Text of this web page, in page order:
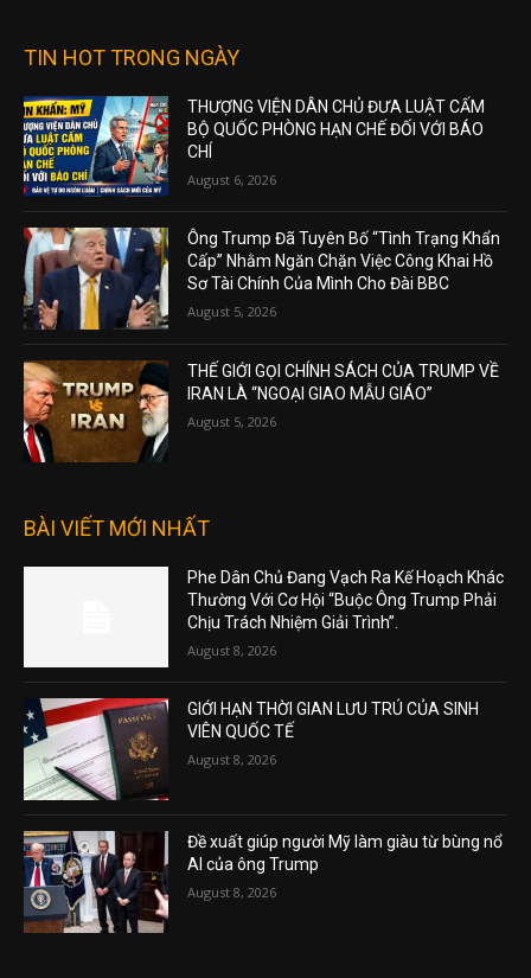
TIN HOT TRONG NGÀY
THƯỢNG VIỆN DÂN CHỦ ĐƯA LUẬT CẤM
BỘ QUỐC PHÒNG HẠN CHẾ ĐỐI VỚI BÁO
CHÍ
August 6, 2026
Ông Trump Đã Tuyên Bố “Tình Trạng Khẩn
Cấp” Nhằm Ngăn Chặn Việc Công Khai Hồ
Sơ Tài Chính Của Mình Cho Đài BBC
August 5, 2026
THẾ GIỚI GỌI CHÍNH SÁCH CỦA TRUMP VỀ
IRAN LÀ “NGOẠI GIAO MẪU GIÁO”
August 5, 2026
BÀI VIẾT MỚI NHẤT
Phe Dân Chủ Đang Vạch Ra Kế Hoạch Khác
Thường Với Cơ Hội “Buộc Ông Trump Phải
Chịu Trách Nhiệm Giải Trình”.
August 8, 2026
GIỚI HẠN THỜI GIAN LƯU TRÚ CỦA SINH
VIÊN QUỐC TẾ
August 8, 2026
Đề xuất giúp người Mỹ làm giàu từ bùng nổ
AI của ông Trump
August 8, 2026